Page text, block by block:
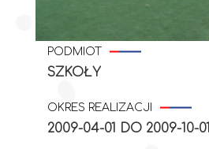
PODMIOT
SZKOŁY
OKRES REALIZACJI
2009-04-01 DO 2009-10-01